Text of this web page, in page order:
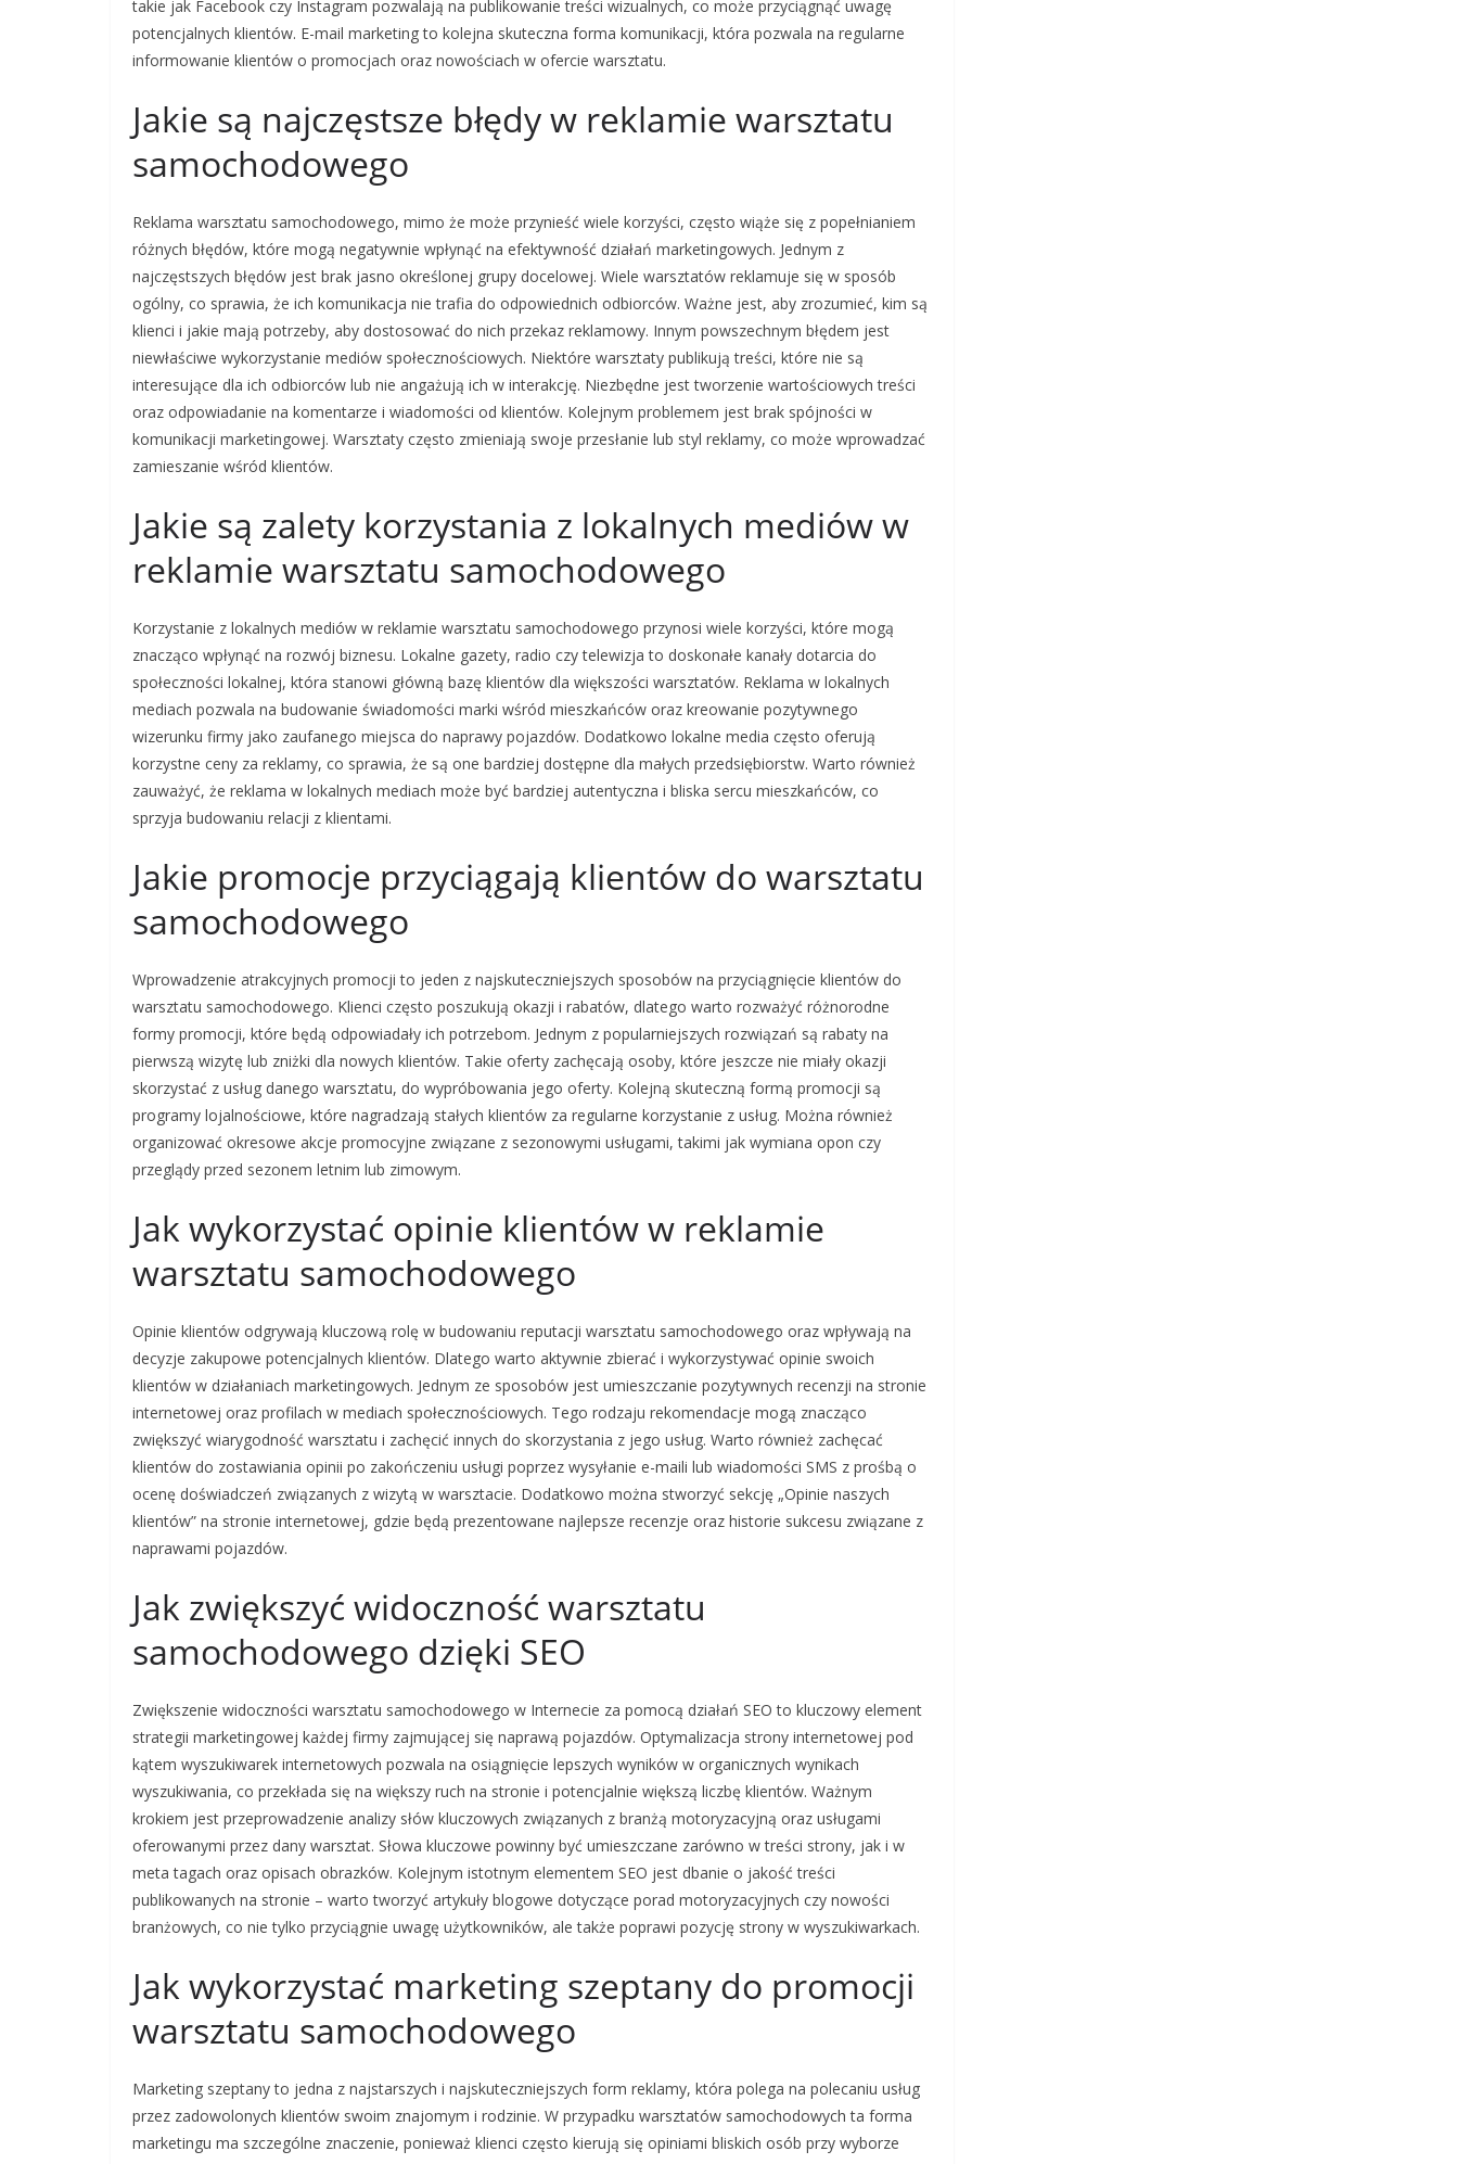
takie jak Facebook czy Instagram pozwalają na publikowanie treści wizualnych, co może przyciągnąć uwagę
potencjalnych klientów. E-mail marketing to kolejna skuteczna forma komunikacji, która pozwala na regularne
informowanie klientów o promocjach oraz nowościach w ofercie warsztatu.
Jakie są najczęstsze błędy w reklamie warsztatu
samochodowego
Reklama warsztatu samochodowego, mimo że może przynieść wiele korzyści, często wiąże się z popełnianiem
różnych błędów, które mogą negatywnie wpłynąć na efektywność działań marketingowych. Jednym z
najczęstszych błędów jest brak jasno określonej grupy docelowej. Wiele warsztatów reklamuje się w sposób
ogólny, co sprawia, że ich komunikacja nie trafia do odpowiednich odbiorców. Ważne jest, aby zrozumieć, kim są
klienci i jakie mają potrzeby, aby dostosować do nich przekaz reklamowy. Innym powszechnym błędem jest
niewłaściwe wykorzystanie mediów społecznościowych. Niektóre warsztaty publikują treści, które nie są
interesujące dla ich odbiorców lub nie angażują ich w interakcję. Niezbędne jest tworzenie wartościowych treści
oraz odpowiadanie na komentarze i wiadomości od klientów. Kolejnym problemem jest brak spójności w
komunikacji marketingowej. Warsztaty często zmieniają swoje przesłanie lub styl reklamy, co może wprowadzać
zamieszanie wśród klientów.
Jakie są zalety korzystania z lokalnych mediów w
reklamie warsztatu samochodowego
Korzystanie z lokalnych mediów w reklamie warsztatu samochodowego przynosi wiele korzyści, które mogą
znacząco wpłynąć na rozwój biznesu. Lokalne gazety, radio czy telewizja to doskonałe kanały dotarcia do
społeczności lokalnej, która stanowi główną bazę klientów dla większości warsztatów. Reklama w lokalnych
mediach pozwala na budowanie świadomości marki wśród mieszkańców oraz kreowanie pozytywnego
wizerunku firmy jako zaufanego miejsca do naprawy pojazdów. Dodatkowo lokalne media często oferują
korzystne ceny za reklamy, co sprawia, że są one bardziej dostępne dla małych przedsiębiorstw. Warto również
zauważyć, że reklama w lokalnych mediach może być bardziej autentyczna i bliska sercu mieszkańców, co
sprzyja budowaniu relacji z klientami.
Jakie promocje przyciągają klientów do warsztatu
samochodowego
Wprowadzenie atrakcyjnych promocji to jeden z najskuteczniejszych sposobów na przyciągnięcie klientów do
warsztatu samochodowego. Klienci często poszukują okazji i rabatów, dlatego warto rozważyć różnorodne
formy promocji, które będą odpowiadały ich potrzebom. Jednym z popularniejszych rozwiązań są rabaty na
pierwszą wizytę lub zniżki dla nowych klientów. Takie oferty zachęcają osoby, które jeszcze nie miały okazji
skorzystać z usług danego warsztatu, do wypróbowania jego oferty. Kolejną skuteczną formą promocji są
programy lojalnościowe, które nagradzają stałych klientów za regularne korzystanie z usług. Można również
organizować okresowe akcje promocyjne związane z sezonowymi usługami, takimi jak wymiana opon czy
przeglądy przed sezonem letnim lub zimowym.
Jak wykorzystać opinie klientów w reklamie
warsztatu samochodowego
Opinie klientów odgrywają kluczową rolę w budowaniu reputacji warsztatu samochodowego oraz wpływają na
decyzje zakupowe potencjalnych klientów. Dlatego warto aktywnie zbierać i wykorzystywać opinie swoich
klientów w działaniach marketingowych. Jednym ze sposobów jest umieszczanie pozytywnych recenzji na stronie
internetowej oraz profilach w mediach społecznościowych. Tego rodzaju rekomendacje mogą znacząco
zwiększyć wiarygodność warsztatu i zachęcić innych do skorzystania z jego usług. Warto również zachęcać
klientów do zostawiania opinii po zakończeniu usługi poprzez wysyłanie e-maili lub wiadomości SMS z prośbą o
ocenę doświadczeń związanych z wizytą w warsztacie. Dodatkowo można stworzyć sekcję „Opinie naszych
klientów” na stronie internetowej, gdzie będą prezentowane najlepsze recenzje oraz historie sukcesu związane z
naprawami pojazdów.
Jak zwiększyć widoczność warsztatu
samochodowego dzięki SEO
Zwiększenie widoczności warsztatu samochodowego w Internecie za pomocą działań SEO to kluczowy element
strategii marketingowej każdej firmy zajmującej się naprawą pojazdów. Optymalizacja strony internetowej pod
kątem wyszukiwarek internetowych pozwala na osiągnięcie lepszych wyników w organicznych wynikach
wyszukiwania, co przekłada się na większy ruch na stronie i potencjalnie większą liczbę klientów. Ważnym
krokiem jest przeprowadzenie analizy słów kluczowych związanych z branżą motoryzacyjną oraz usługami
oferowanymi przez dany warsztat. Słowa kluczowe powinny być umieszczane zarówno w treści strony, jak i w
meta tagach oraz opisach obrazków. Kolejnym istotnym elementem SEO jest dbanie o jakość treści
publikowanych na stronie – warto tworzyć artykuły blogowe dotyczące porad motoryzacyjnych czy nowości
branżowych, co nie tylko przyciągnie uwagę użytkowników, ale także poprawi pozycję strony w wyszukiwarkach.
Jak wykorzystać marketing szeptany do promocji
warsztatu samochodowego
Marketing szeptany to jedna z najstarszych i najskuteczniejszych form reklamy, która polega na polecaniu usług
przez zadowolonych klientów swoim znajomym i rodzinie. W przypadku warsztatów samochodowych ta forma
marketingu ma szczególne znaczenie, ponieważ klienci często kierują się opiniami bliskich osób przy wyborze